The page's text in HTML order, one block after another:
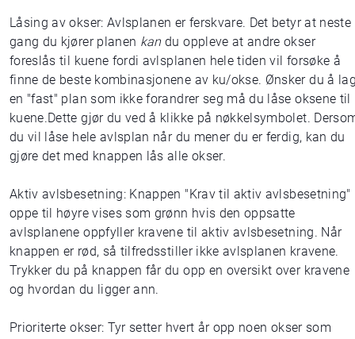
Låsing av okser: Avlsplanen er ferskvare. Det betyr at neste
gang du kjører planen kan du oppleve at andre okser
foreslås til kuene fordi avlsplanen hele tiden vil forsøke å
finne de beste kombinasjonene av ku/okse. Ønsker du å
en "fast" plan som ikke forandrer seg må du låse oksene til
kuene.Dette gjør du ved å klikke på nøkkelsymbolet.
du vil låse hele avlsplan når du mener du er ferdig, kan du
gjøre det med knappen lås alle okser.
Aktiv avlsbesetning: Knappen "Krav til aktiv avlsbesetning"
oppe til høyre vises som grønn hvis den oppsatte
avlsplanene oppfyller kravene til aktiv avlsbesetning. Når
knappen er rød, så tilfredsstiller ikke avlsplanen kravene.
Trykker du på knappen får du opp en oversikt over kravene
og hvordan du ligger ann.
Prioriterte okser: Tyr setter hvert år opp noen okser som